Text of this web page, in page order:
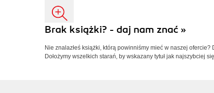
Brak książki? - daj nam znać »
Nie znalazłeś książki, którą powinniśmy mieć w naszej ofercie?
Dołożymy wszelkich starań, by wskazany tytuł jak najszybciej